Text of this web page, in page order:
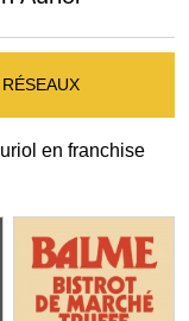
en franchise